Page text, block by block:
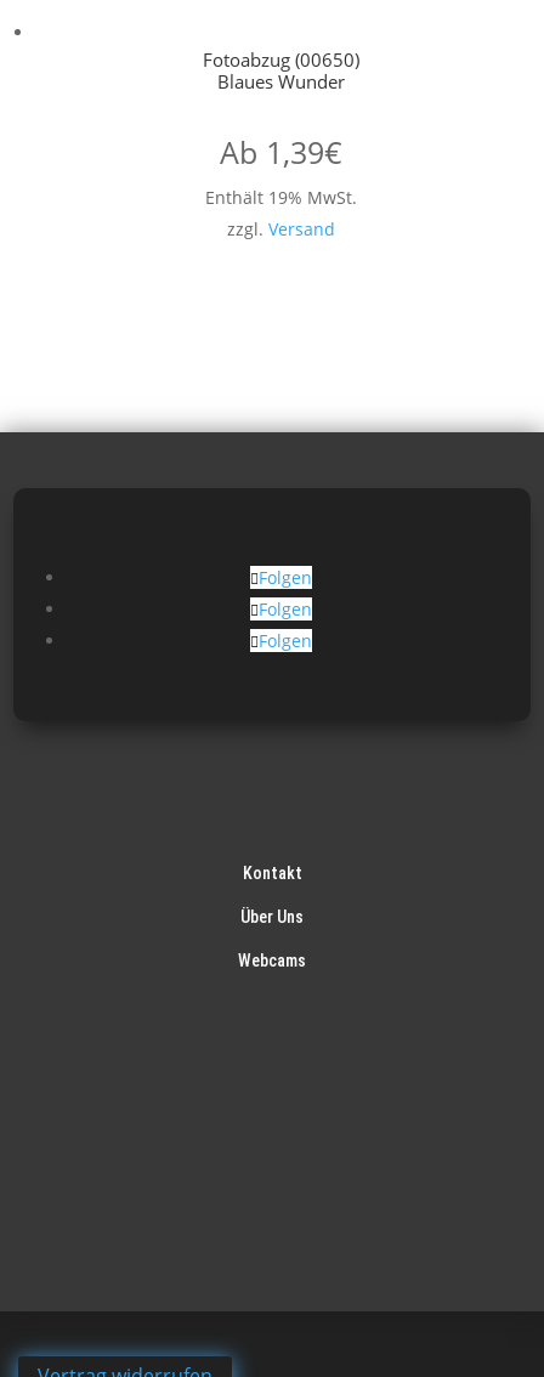
Fotoabzug (00650)
Blaues Wunder
Ab 1,39€
Enthält 19% MwSt.
zzgl. Versand
Folgen
Folgen
Folgen
Kontakt
Über Uns
Webcams